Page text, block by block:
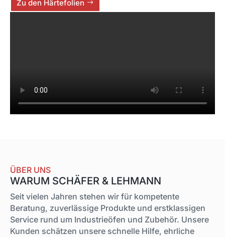
Zu den Härtefolien
ÜBER UNS
WARUM SCHÄFER & LEHMANN
Seit vielen Jahren stehen wir für kompetente
Beratung, zuverlässige Produkte und erstklassigen
Service rund um Industrieöfen und Zubehör. Unsere
Kunden schätzen unsere schnelle Hilfe, ehrliche